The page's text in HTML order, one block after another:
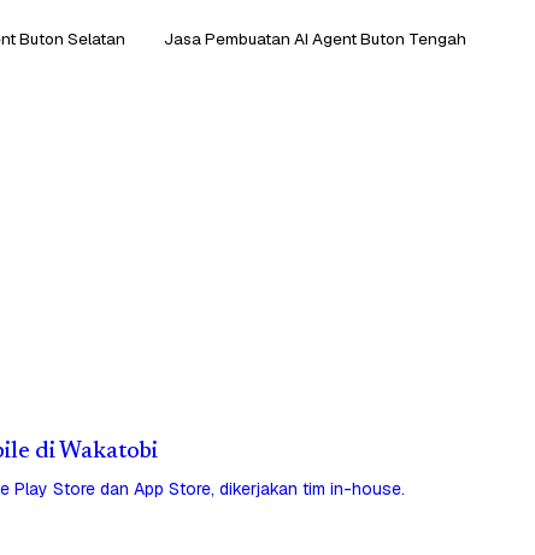
Buton Selatan
Jasa Pembuatan AI Agent Buton Tengah
di Wakatobi
Play Store dan App Store, dikerjakan tim in-house.